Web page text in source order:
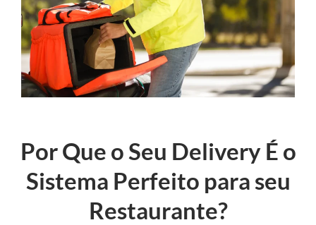
Por Que o Seu Delivery É o
Sistema Perfeito para seu
Restaurante?